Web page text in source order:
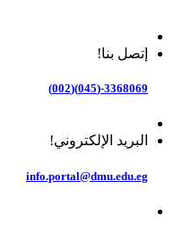
إتصل بنا!
3368069-(045)(002)
البريد الإلكتروني!
info.portal@dmu.edu.eg